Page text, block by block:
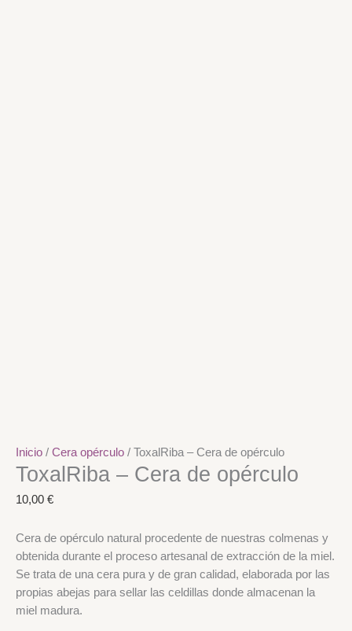
Inicio / Cera opérculo / ToxalRiba – Cera de opérculo
ToxalRiba – Cera de opérculo
10,00 €
Cera de opérculo natural procedente de nuestras colmenas y
obtenida durante el proceso artesanal de extracción de la miel.
Se trata de una cera pura y de gran calidad, elaborada por las
propias abejas para sellar las celdillas donde almacenan la
miel madura.